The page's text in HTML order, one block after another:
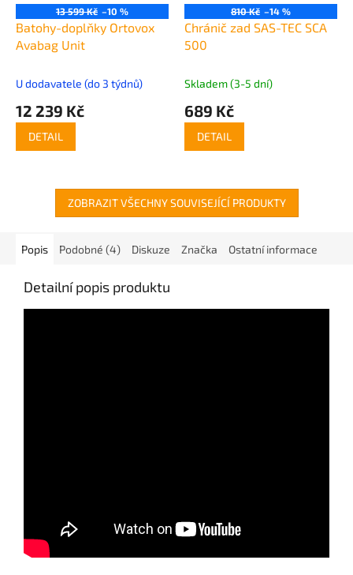
13 599 Kč –10 %
Batohy-doplňky Ortovox
Avabag Unit
U dodavatele (do 3 týdnů)
12 239 Kč
DETAIL
810 Kč –14 %
Chránič zad SAS-TEC SCA
500
Skladem (3-5 dní)
689 Kč
DETAIL
ZOBRAZIT VŠECHNY SOUVISEJÍCÍ PRODUKTY
Popis Podobné (4) Diskuze Značka Ostatní informace
Detailní popis produktu